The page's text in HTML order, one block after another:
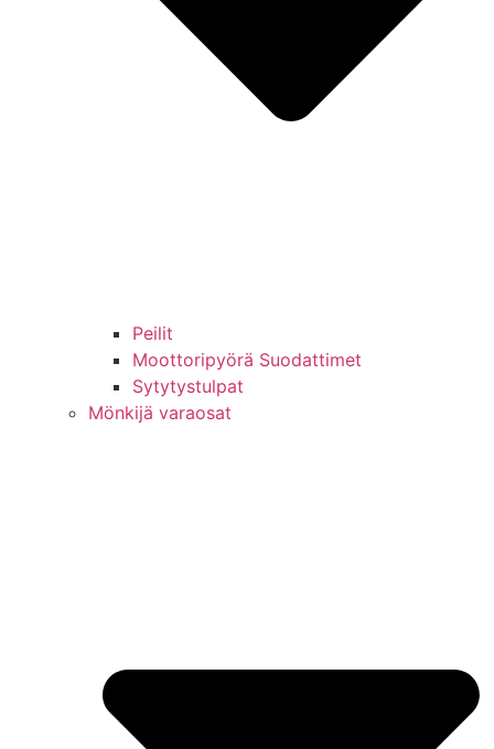
Peilit
Moottoripyörä Suodattimet
Sytytystulpat
Mönkijä varaosat